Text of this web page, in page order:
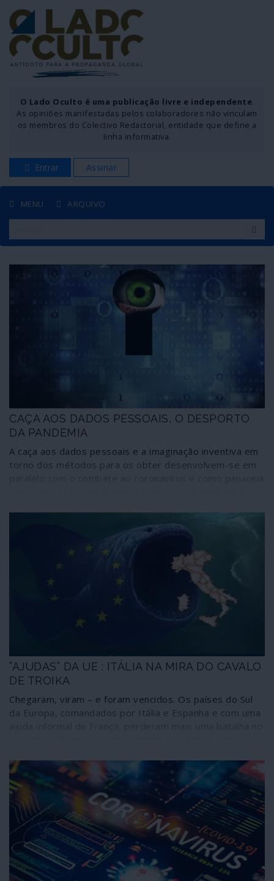
O Lado Oculto é uma publicação livre e independente.
As opiniões manifestadas pelos colaboradores não vinculam
os membros do Colectivo Redactorial, entidade que define a
linha informativa.
Entrar Assinar
MENU ARQUIVO
CAÇA AOS DADOS PESSOAIS, O DESPORTO
DA PANDEMIA
A caça aos dados pessoais e a imaginação inventiva em
torno dos métodos para os obter desenvolvem-se em
necessidade de seguir os cidadãos, de preferência
digitalmente, a pretexto de detectar os seus contactos
com infectados. Não há dia em que a Comissão Europeia
não fale nisso. Como exemplo muito concreto, já em
andamento, deixamos nota do assalto dos serviços
britânicos de espionagem aos sistemas de dados do
Serviço Nacional de Saúde.
”AJUDAS” DA UE : ITÁLIA NA MIRA DO CAVALO
DE TROIKA
Chegaram, viram – e foram vencidos. Os países do Sul
da Europa, comandados por Itália e Espanha e com uma
Páscoa e que continuou a ser dominada pela Alemanha –
por muito que este país tenha tentado manter-se
discreto.